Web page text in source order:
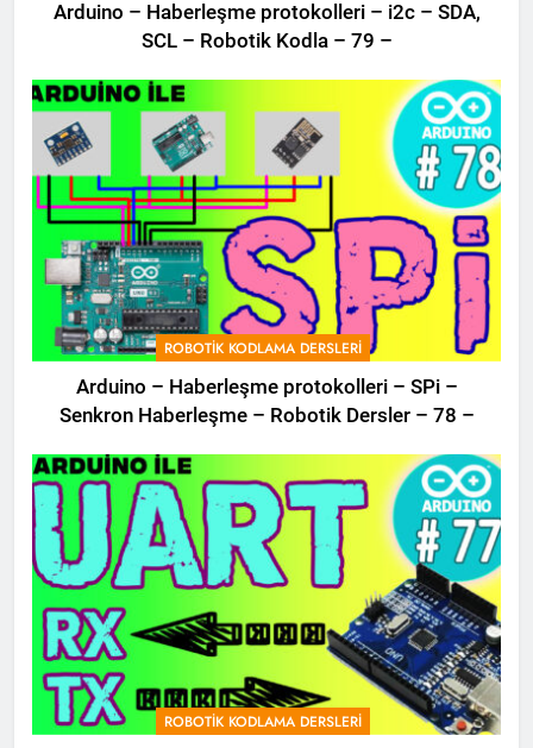
Arduino – Haberleşme protokolleri – i2c – SDA,
SCL – Robotik Kodla – 79 –
ROBOTIK KODLAMA DERSLERI
Arduino – Haberleşme protokolleri – SPi –
Senkron Haberleşme – Robotik Dersler – 78 –
ROBOTIK KODLAMA DERSLERI